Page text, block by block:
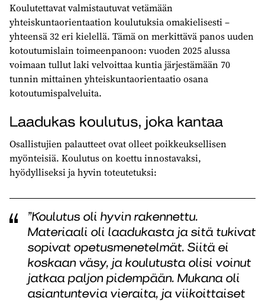
Koulutettavat valmistautuvat vetämään
yhteiskuntaorientaation koulutuksia omakielisesti –
yhteensä 32 eri kielellä. Tämä on merkittävä panos uuden
kotoutumislain toimeenpanoon: vuoden 2025 alussa
voimaan tullut laki velvoittaa kuntia järjestämään 70
tunnin mittainen yhteiskuntaorientaatio osana
kotoutumispalveluita.
Laadukas koulutus, joka kantaa
Osallistujien palautteet ovat olleet poikkeuksellisen
myönteisiä. Koulutus on koettu innostavaksi,
hyödylliseksi ja hyvin toteutetuksi:
”Koulutus oli hyvin rakennettu.
Materiaali oli laadukasta ja sitä tukivat
sopivat opetusmenetelmät. Siitä ei
koskaan väsy, ja koulutusta olisi voinut
jatkaa paljon pidempään. Mukana oli
asiantuntevia vieraita, ja viikoittaiset